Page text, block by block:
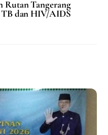
Rutan Tangerang
dan HIV/AIDS